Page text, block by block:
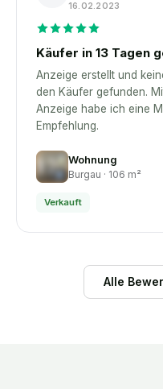
16.02.2023
Käufer in 13 Tagen
Anzeige erstellt und
den Käufer gefunden.
Anzeige habe ich eine
Empfehlung.
Wohnung
Burgau · 106 m²
Verkauft
Alle